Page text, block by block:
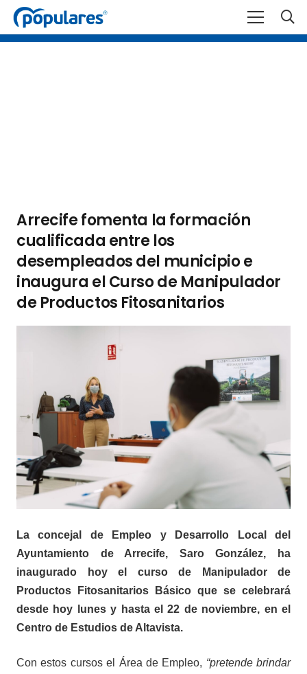
Arrecife fomenta la formación
cualificada entre los
desempleados del municipio e
inaugura el Curso de Manipulador
de Productos Fitosanitarios
La concejal de Empleo y Desarrollo Local del
Ayuntamiento de Arrecife, Saro González, ha
inaugurado hoy el curso de
Manipulador de
Productos Fitosanitarios Básico que se celebrará
desde hoy lunes y hasta el 22 de noviembre, en el
Centro de Estudios de Altavista.
Con estos cursos el Área de Empleo, “pretende brindar